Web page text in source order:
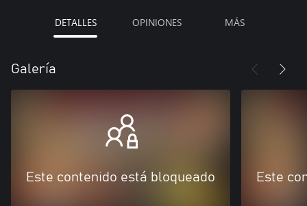
DETALLES OPINIONES MÁS
Galería
Este contenido está bloqueado Este